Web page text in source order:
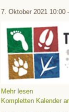
Tierpark
7. Oktober 2021 10:00
Mehr lesen
Kompletten Kalender